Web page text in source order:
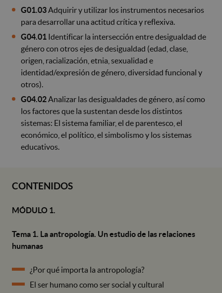
G01.03 Adquirir y utilizar los instrumentos necesarios
para desarrollar una actitud crítica y reflexiva.
G04.01 Identificar la intersección entre desigualdad de
género con otros ejes de desigualdad (edad, clase,
origen, racialización, etnia, sexualidad e
identidad/expresión de género, diversidad funcional y
otros).
G04.02 Analizar las desigualdades de género, así como
los factores que la sustentan desde los distintos
sistemas: El sistema familiar, el de parentesco, el
económico, el político, el simbolismo y los sistemas
educativos.
CONTENIDOS
MÓDULO 1.
Tema 1. La antropología. Un estudio de las relaciones
humanas
¿Por qué importa la antropología?
El ser humano como ser social y cultural